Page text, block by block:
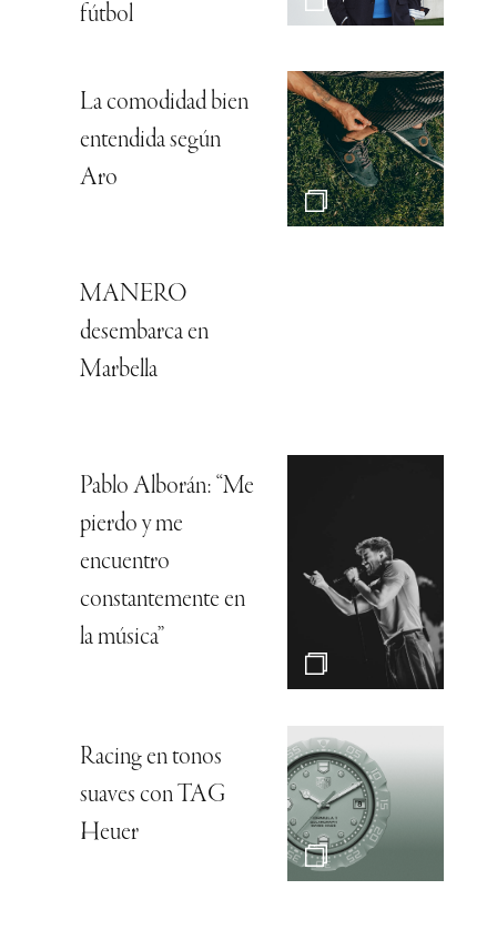
fútbol
La comodidad bien
entendida según
Aro
MANERO
desembarca en
Marbella
Pablo Alborán: “Me
pierdo y me
encuentro
constantemente en
la música”
Racing en tonos
suaves con TAG
Heuer